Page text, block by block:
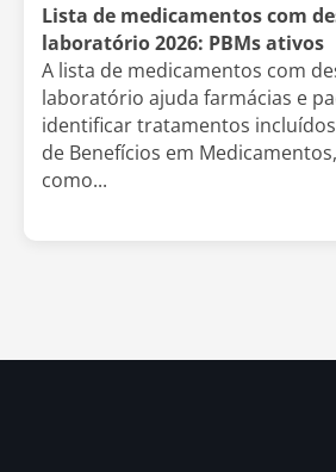
Lista de medicamentos com
laboratório 2026: PBMs ativos
A lista de medicamentos com
laboratório ajuda farmácias e
identificar tratamentos
de Benefícios em
como...